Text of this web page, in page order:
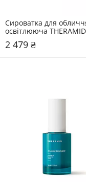
Сироватка для
освітлююча THERAMID
2 479 ₴